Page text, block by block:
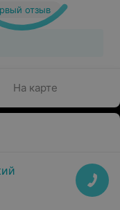
отзыв
На карте